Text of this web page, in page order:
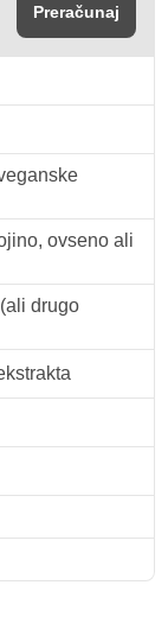
Preračunaj
ovseno ali
drugo